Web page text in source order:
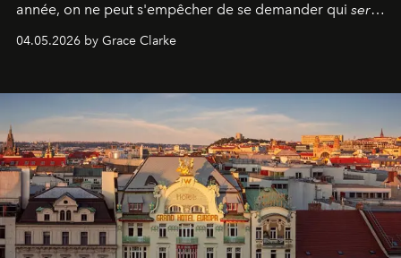
année, on ne peut s'empêcher de se demander qui sera
04.05.2026 by Grace Clarke